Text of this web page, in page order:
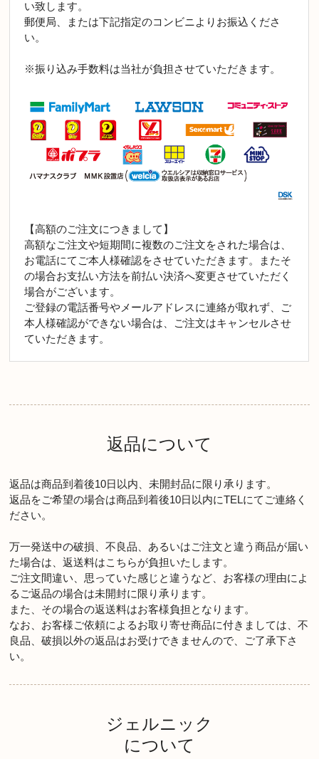
い致します。
郵便局、または下記指定のコンビニよりお振込くださ
い。
※振り込み手数料は当社が負担させていただきます。
【高額のご注文につきまして】
高額なご注文や短期間に複数のご注文をされた場合は、
お電話にてご本人様確認をさせていただきます。またそ
の場合お支払い方法を前払い決済へ変更させていただく
場合がございます。
ご登録の電話番号やメールアドレスに連絡が取れず、ご
本人様確認ができない場合は、ご注文はキャンセルさせ
ていただきます。
返品について
返品は商品到着後10日以内、未開封品に限り承ります。
返品をご希望の場合は商品到着後10日以内にTELにてご連絡く
ださい。
万一発送中の破損、不良品、あるいはご注文と違う商品が届い
た場合は、返送料はこちらが負担いたします。
ご注文間違い、思っていた感じと違うなど、お客様の理由によ
るご返品の場合は未開封に限り承ります。
また、その場合の返送料はお客様負担となります。
なお、お客様ご依頼によるお取り寄せ商品に付きましては、不
良品、破損以外の返品はお受けできませんので、ご了承下さ
い。
ジェルニック
について